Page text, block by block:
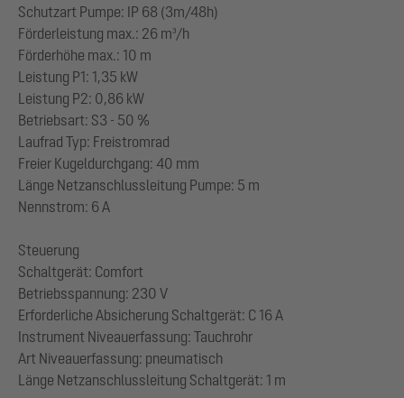
Schutzart Pumpe: IP 68 (3m/48h)
Förderleistung max.: 26 m³/h
Förderhöhe max.: 10 m
Leistung P1: 1,35 kW
Leistung P2: 0,86 kW
Betriebsart: S3 - 50 %
Laufrad Typ: Freistromrad
Freier Kugeldurchgang: 40 mm
Länge Netzanschlussleitung Pumpe: 5 m
Nennstrom: 6 A
Steuerung
Schaltgerät: Comfort
Betriebsspannung: 230 V
Erforderliche Absicherung Schaltgerät: C 16 A
Instrument Niveauerfassung: Tauchrohr
Art Niveauerfassung: pneumatisch